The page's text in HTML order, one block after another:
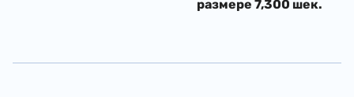
размере 7,300 шек.